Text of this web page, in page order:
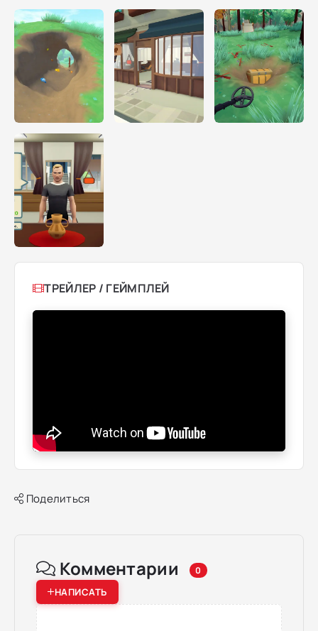
ТРЕЙЛЕР / ГЕЙМПЛЕЙ
Поделиться
Комментарии 0
НАПИСАТЬ